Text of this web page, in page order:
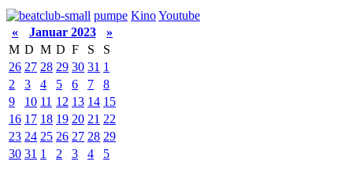
pumpe KinoYoutube
«
Januar 2023
»
M D M D F S
S
26 27 28 29 30 31 1
2
3 4 5 6 7
8
9
10 11 12 13 14 15
16 17 18 19 20 21 22
23 24 25 26 27 28 29
30 31 1 2 3 4 5